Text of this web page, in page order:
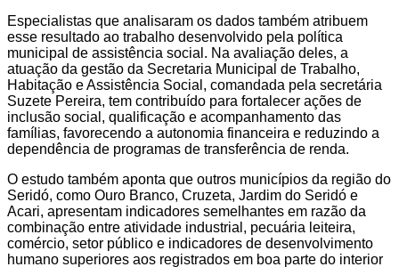
Especialistas que analisaram os dados também atribuem
esse resultado ao trabalho desenvolvido pela política
municipal de assistência social. Na avaliação deles, a
atuação da gestão da Secretaria Municipal de Trabalho,
Habitação e Assistência Social, comandada pela secretária
Suzete Pereira, tem contribuído para fortalecer ações de
inclusão social, qualificação e acompanhamento das
famílias, favorecendo a autonomia financeira e reduzindo a
dependência de programas de transferência de renda.
O estudo também aponta que outros municípios da região do
Seridó, como Ouro Branco, Cruzeta, Jardim do Seridó e
Acari, apresentam indicadores semelhantes em razão da
combinação entre atividade industrial, pecuária leiteira,
comércio, setor público e indicadores de desenvolvimento
humano superiores aos registrados em boa parte do interior